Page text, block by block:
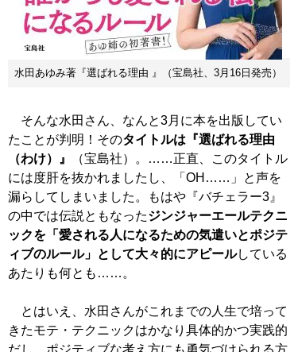
水田あゆみ著『選ばれる理由 』（宝島社、3月16日発売）
そんな水田さん、なんと3月に本を出版してい
たことが判明！そのタイトルは『選ばれる理由
（わけ）』
（宝島社）。……正直、このタイトル
には度肝を抜かれましたし、「OH……」と声を
漏らしてしまいました。もはや『バチェラー3』
の中では伝説ともなったジンジャーエールテクニ
ックを「愛される人になるための気遣いとポジテ
ィブのルール」として大々的にアピールしている
あたりも何とも……。
とはいえ、水田さんがこれまでの人生で培って
きたモテ・テクニックはかなり具体的かつ実践的